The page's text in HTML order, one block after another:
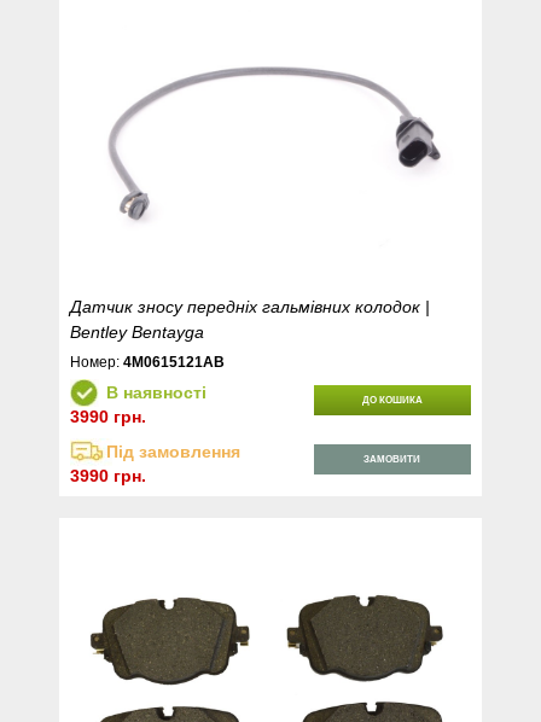
Датчик зносу передніх гальмівних колодок |
Bentley Bentayga
Номер:4M0615121AB
В наявності
3990 грн.
ДО КОШИКА
Під замовлення
3990 грн.
ЗАМОВИТИ